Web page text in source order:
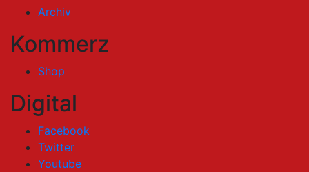
Archiv
Kommerz
Shop
Digital
Facebook
Twitter
Youtube